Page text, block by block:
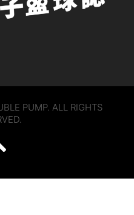
PUMP. ALL RIGHTS